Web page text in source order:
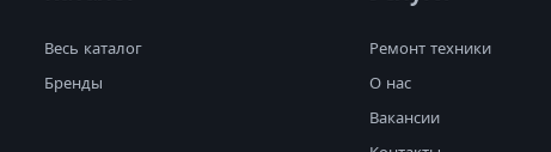
Весь каталог
Бренды
Ремонт техники
О нас
Вакансии